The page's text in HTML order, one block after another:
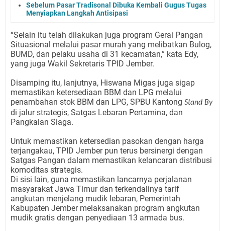
Sebelum Pasar Tradisonal Dibuka Kembali Gugus Tugas
Menyiapkan Langkah Antisipasi
“Selain itu telah dilakukan juga program Gerai Pangan
Situasional melalui pasar murah yang melibatkan Bulog,
BUMD, dan pelaku usaha di 31 kecamatan,” kata Edy,
yang juga Wakil Sekretaris TPID Jember.
Disamping itu, lanjutnya, Hiswana Migas juga sigap
memastikan ketersediaan BBM dan LPG melalui
penambahan stok BBM dan LPG, SPBU Kantong Stand By
di jalur strategis, Satgas Lebaran Pertamina, dan
Pangkalan Siaga.
Untuk memastikan ketersedian pasokan dengan harga
terjangakau, TPID Jember pun terus bersinergi dengan
Satgas Pangan dalam memastikan kelancaran distribusi
komoditas strategis.
Di sisi lain, guna memastikan lancarnya perjalanan
masyarakat Jawa Timur dan terkendalinya tarif
angkutan menjelang mudik lebaran, Pemerintah
Kabupaten Jember melaksanakan program angkutan
mudik gratis dengan penyediaan 13 armada bus.